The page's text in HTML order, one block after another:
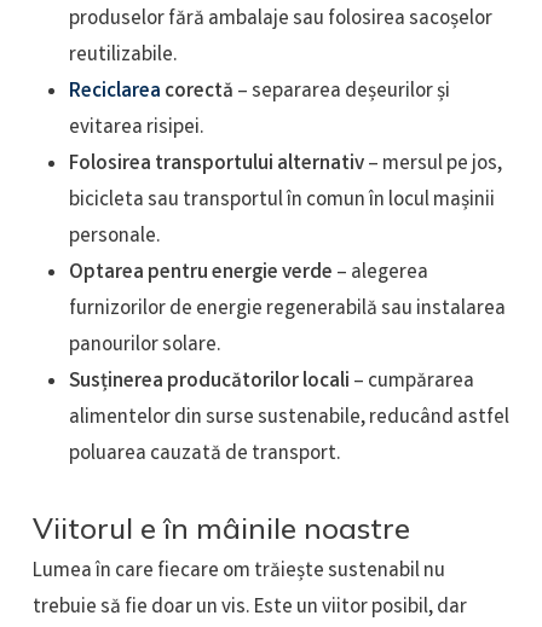
produselor fără ambalaje sau folosirea sacoșelor
reutilizabile.
Reciclarea corectă – separarea deșeurilor și
evitarea risipei.
Folosirea transportului alternativ– mersul pe jos,
bicicleta sau transportul în comun în locul mașinii
personale.
Optarea pentru energie verde – alegerea
furnizorilor de energie regenerabilă sau instalarea
panourilor solare.
Susținerea producătorilor locali – cumpărarea
alimentelor din surse sustenabile, reducând astfel
poluarea cauzată de transport.
Viitorul e în mâinile noastre
Lumea în care fiecare om trăiește sustenabil nu
trebuie să fie doar un vis. Este un viitor posibil, dar